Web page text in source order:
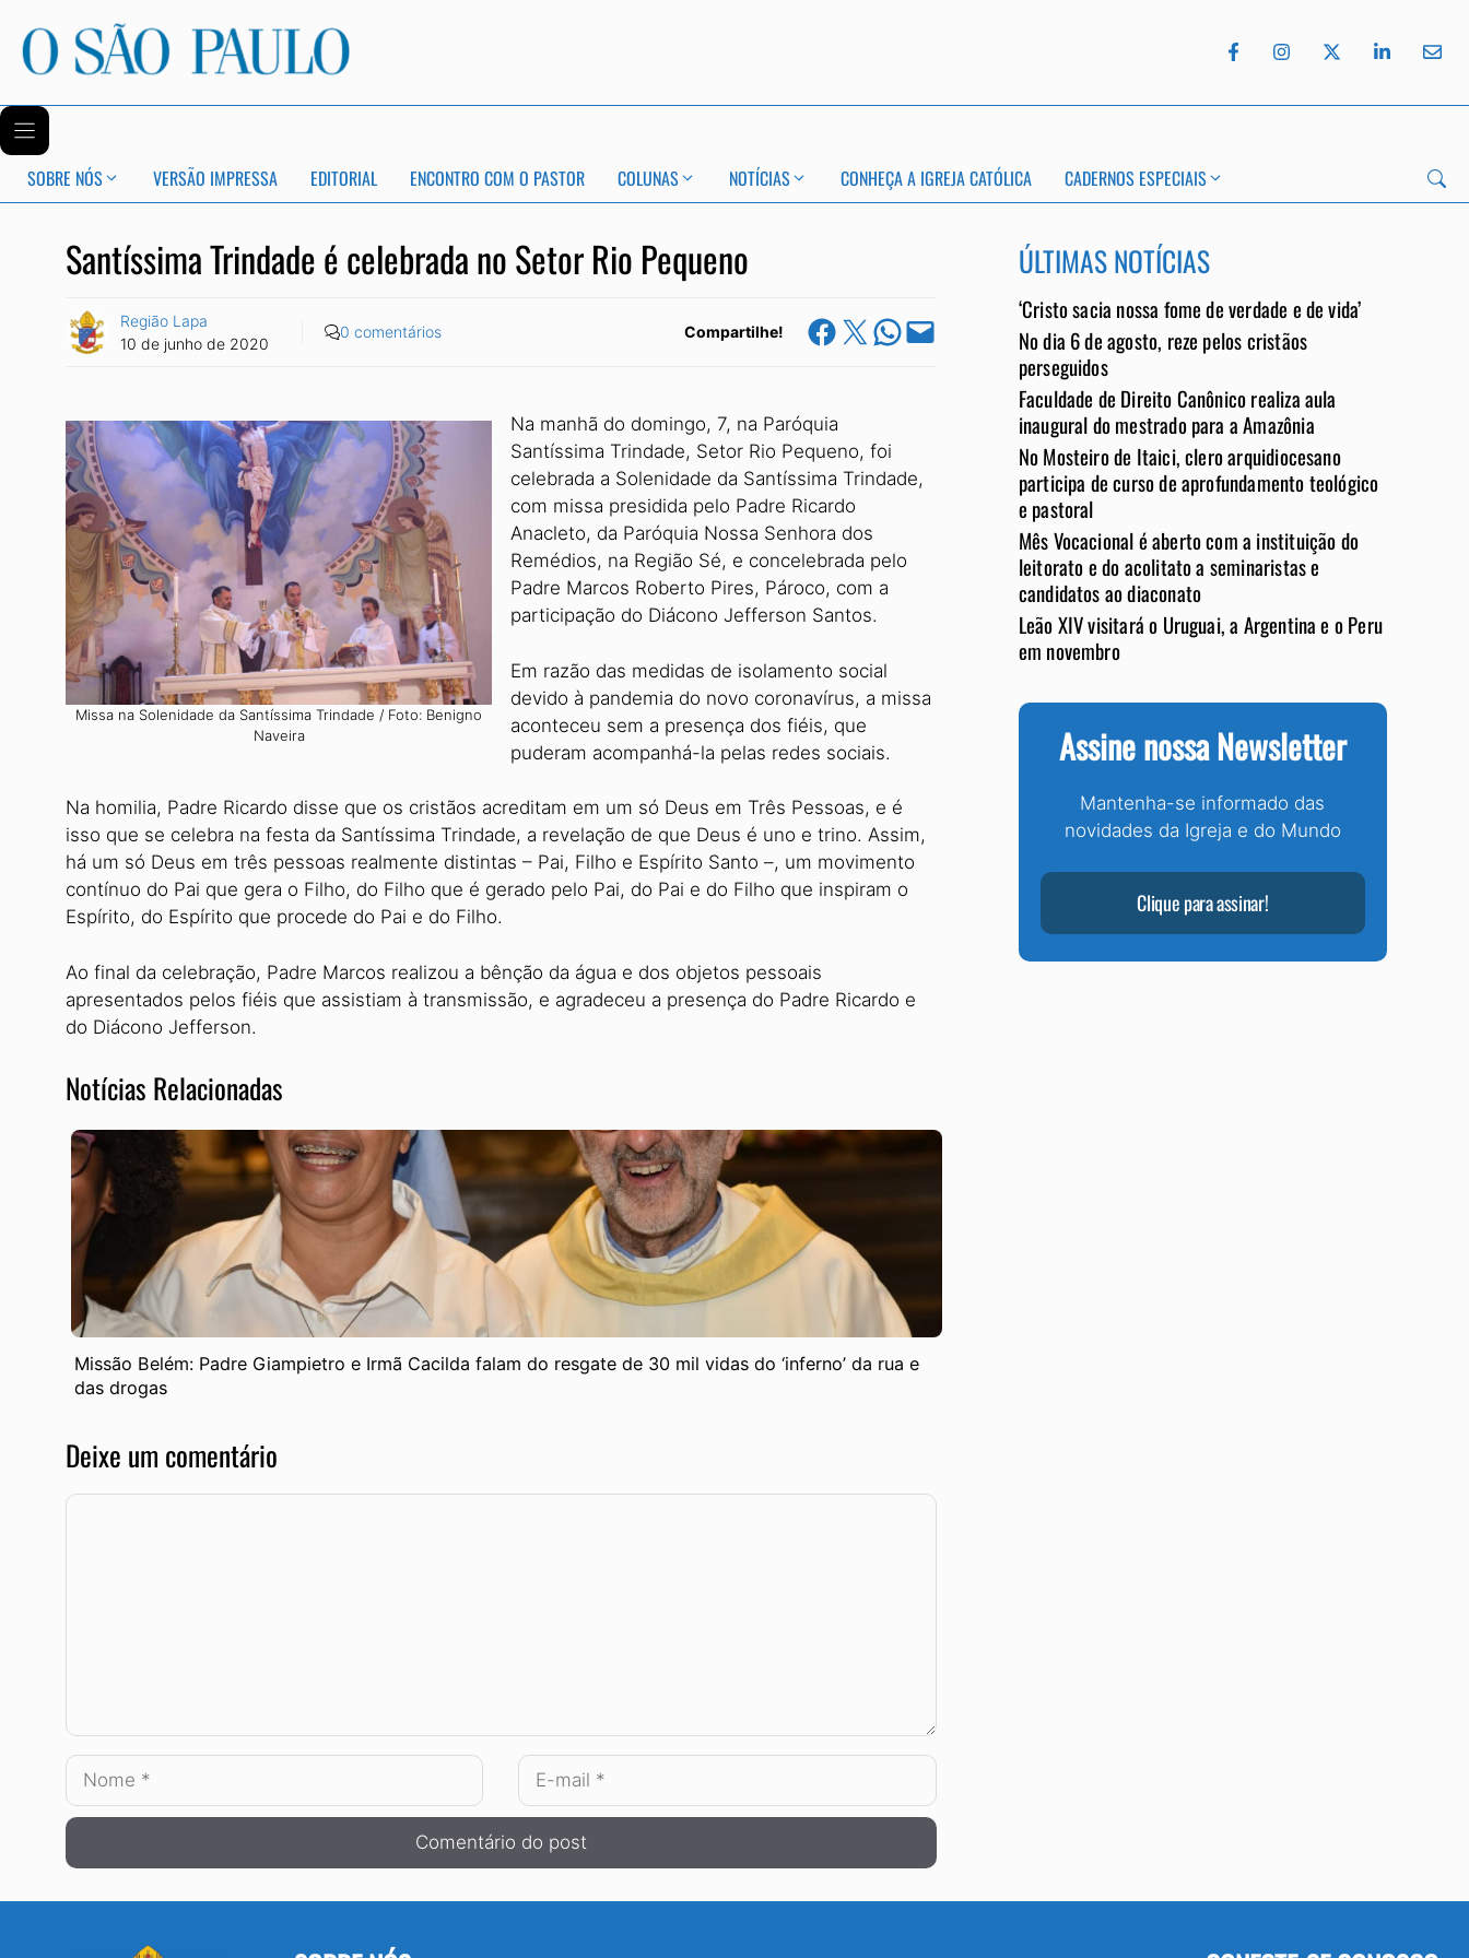
SOBRE NÓS VERSÃO IMPRESSA EDITORIAL ENCONTRO COM O PASTOR COLUNAS NOTÍCIAS CONHEÇA A IGREJA CATÓLICA CADERNOS ESPECIAIS
Santíssima Trindade é celebrada no Setor Rio Pequeno
Região Lapa
10 de junho de 2020
0 comentários Compartilhe! Share on Facebook
Share on X Share on WhatsApp
Email this Page
Missa na Solenidade da Santíssima Trindade / Foto: Benigno
Naveira
Na manhã do domingo, 7, na Paróquia
Santíssima Trindade, Setor Rio Pequeno, foi
celebrada a Solenidade da Santíssima Trindade,
com missa presidida pelo Padre Ricardo
Anacleto, da Paróquia Nossa Senhora dos
Remédios, na Região Sé, e concelebrada pelo
Padre Marcos Roberto Pires, Pároco, com a
participação do Diácono Jefferson Santos.
Em razão das medidas de isolamento social
devido à pandemia do novo coronavírus, a missa
aconteceu sem a presença dos fiéis, que
puderam acompanhá-la pelas redes sociais.
Na homilia, Padre Ricardo disse que os cristãos acreditam em um só Deus em Três Pessoas, e é
isso que se celebra na festa da Santíssima Trindade, a revelação de que Deus é uno e trino. Assim,
há um só Deus em três pessoas realmente distintas – Pai, Filho e Espírito Santo –, um movimento
contínuo do Pai que gera o Filho, do Filho que é gerado pelo Pai, do Pai e do Filho que inspiram o
Espírito, do Espírito que procede do Pai e do Filho.
Ao final da celebração, Padre Marcos realizou a bênção da água e dos objetos pessoais
apresentados pelos fiéis que assistiam à transmissão, e agradeceu a presença do Padre Ricardo e
do Diácono Jefferson.
Notícias Relacionadas
Missão Belém: Padre Giampietro e Irmã Cacilda falam do resgate de 30 mil vidas do ‘inferno’ da rua e
das drogas
Deixe um comentário
Comentário
Nome
E-
mail
ÚLTIMAS NOTÍCIAS
‘Cristo sacia nossa fome de verdade e de vida’
No dia 6 de agosto, reze pelos cristãos
perseguidos
Faculdade de Direito Canônico realiza aula
inaugural do mestrado para a Amazônia
No Mosteiro de Itaici, clero arquidiocesano
participa de curso de aprofundamento teológico
e pastoral
Mês Vocacional é aberto com a instituição do
leitorato e do acolitato a seminaristas e
candidatos ao diaconato
Leão XIV visitará o Uruguai, a Argentina e o Peru
em novembro
Assine nossa Newsletter
Mantenha-se informado das
novidades da Igreja e do Mundo
Clique para assinar!